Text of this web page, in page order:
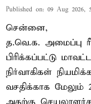
Published on: 09 Aug 2026,
சென்னை,
த.வெ.க. அமைப்பு
பிரிக்கப்பட்டு
நிர்வாகிகள்
வசதிக்காக